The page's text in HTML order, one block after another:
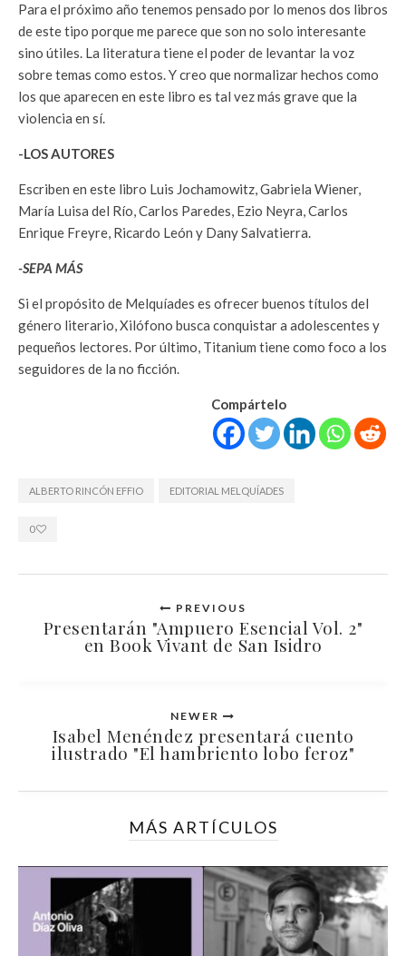
Para el próximo año tenemos pensado por lo menos dos libros
de este tipo porque me parece que son no solo interesante
sino útiles. La literatura tiene el poder de levantar la voz
sobre temas como estos. Y creo que normalizar hechos como
los que aparecen en este libro es tal vez más grave que la
violencia en sí.
-LOS AUTORES
Escriben en este libro Luis Jochamowitz, Gabriela Wiener,
María Luisa del Río, Carlos Paredes, Ezio Neyra, Carlos
Enrique Freyre, Ricardo León y Dany Salvatierra.
-SEPA MÁS
Si el propósito de Melquíades es ofrecer buenos títulos del
género literario, Xilófono busca conquistar a adolescentes y
pequeños lectores. Por último, Titanium tiene como foco a los
seguidores de la no ficción.
Compártelo
ALBERTO RINCÓN EFFIO EDITORIAL MELQUÍADES
0
PREVIOUS
Presentarán "Ampuero Esencial Vol. 2"
en Book Vivant de San Isidro
NEWER
Isabel Menéndez presentará cuento
ilustrado "El hambriento lobo feroz"
MÁS ARTÍCULOS